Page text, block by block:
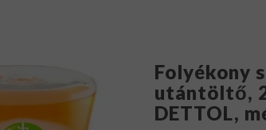
Folyékony
utántöltő,
DETTOL,